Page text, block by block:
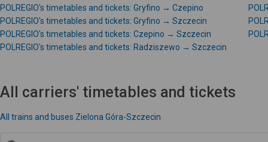
POLREGIO's timetables and tickets: Gryfino → Czepino
POLREGIO's timetables and tickets: Gryfino → Szczecin
POLREGIO's timetables and tickets: Czepino → Szczecin
POLREGIO's timetables and tickets: Radziszewo → Szczecin
All carriers' timetables and tickets
All trains and buses Zielona Góra-Szczecin